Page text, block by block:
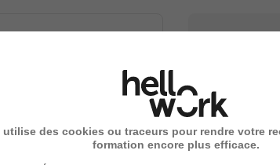
recherche dès leur
Emploi
utilise des cookies ou traceurs pour rendre votre
formation encore plus efficace.